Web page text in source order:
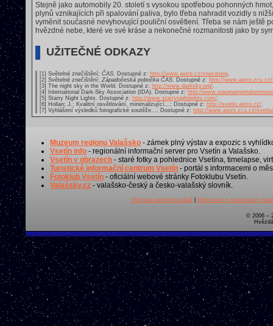
Stejně jako automobily 20. století s vysokou spotřebou pohonných
plynů vznikajících při spalování paliva, bylo třeba nahradit vozidly s
vyměnit současné nevyhovující pouliční osvětlení. Třeba se nám ještě
hvězdné nebe, které ve své kráse a nekonečné rozmanitosti jako by
UŽITEČNÉ ODKAZY
[1] Světelné znečištění; ČAS. Dostupné z: http://www.astro.cz/znecisteni.
[2] Světelné znečištění; Západočeská pobočka ČAS. Dostupné z: http://
[3] The night sky in the World. Dostupné z: http://www.darksky.org/.
[4] International Dark-Sky Association (IDA). Dostupné z: http://
[5] Starry Night Lights. Dostupné z: http://www.starrynightlights.com/.
[6] Hollan; J.; Kvalitní osvětlování, minimalizující…; Dostupné z: http://svetlo.astro.cz/.
[7] Vyhlášení výsledků fotografické soutěže…; Dostupné z: http://www.astro.zcu.cz/
Muzeum regionu Valašsko - zámek plný výstav a expozic s
Vsetín info - regionální informační server pro Vsetín a Valašsko.
Vsetín v obrazech - staré fotky a pohlednice Vsetína, timelapse,
Turistické informační centrum Vsetín - portál s informacemi o
Fotoklub Vsetín - oficiální webové stránky Fotoklubu Vsetín.
Valašsky.cz - valašsko-český a česko-valašský slovník.
Ochrana osobních údajů| Informace o zpracování
© 2006 –